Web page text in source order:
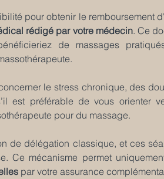
pour obtenir le remboursement
rédigé par votre médecin. Ce
de massages
le stress chronique, des
est préférable de vous orienter
pour du massage.
de délégation classique, et ces
Ce mécanisme permet
par votre assurance